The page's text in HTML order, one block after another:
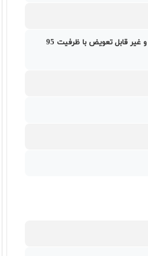
باتری لیتیوم-پلیمر داخلی و غیر قابل تعویض با ظرفیت 95